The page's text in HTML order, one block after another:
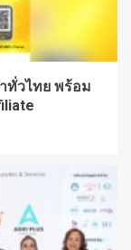
ทั่วไทย พร้อม